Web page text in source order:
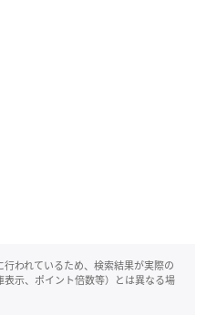
われているため、検索結果が実際の
示、ポイント倍数等）とは異なる場